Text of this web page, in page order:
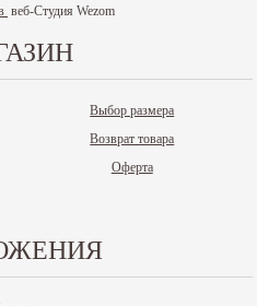
веб-Студия Wezom
Выбор размера
Возврат товара
Оферта